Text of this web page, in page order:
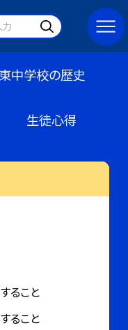
東中学校の歴史
生徒心得
ること
ること